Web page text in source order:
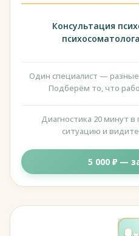
Консультация
Один специалист —
Подберём то, что
Диагностика 20 минут
ситуацию и
5 000 ₽ —